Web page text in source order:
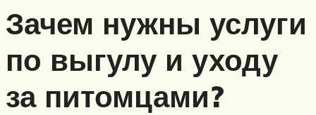
Зачем нужны услуги
по выгулу и уходу
за питомцами?